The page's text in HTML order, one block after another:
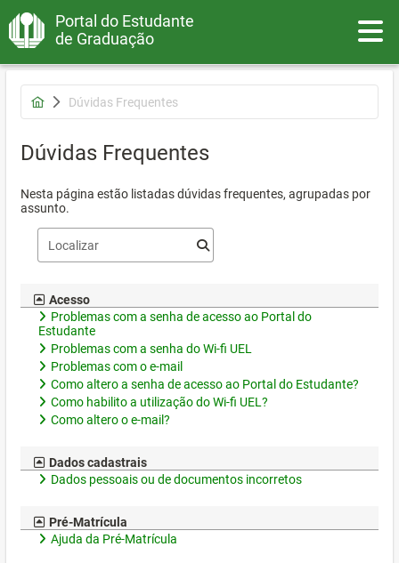
Portal do Estudante
de Graduação
Dúvidas Frequentes
Dúvidas Frequentes
Nesta página estão listadas dúvidas frequentes, agrupadas por
assunto.
Acesso
Problemas com a senha de acesso ao Portal do
Estudante
Problemas com a senha do Wi-fi UEL
Problemas com o e-mail
Como altero a senha de acesso ao Portal do Estudante?
Como habilito a utilização do Wi-fi UEL?
Como altero o e-mail?
Dados cadastrais
Dados pessoais ou de documentos incorretos
Pré-Matrícula
Ajuda da Pré-Matrícula